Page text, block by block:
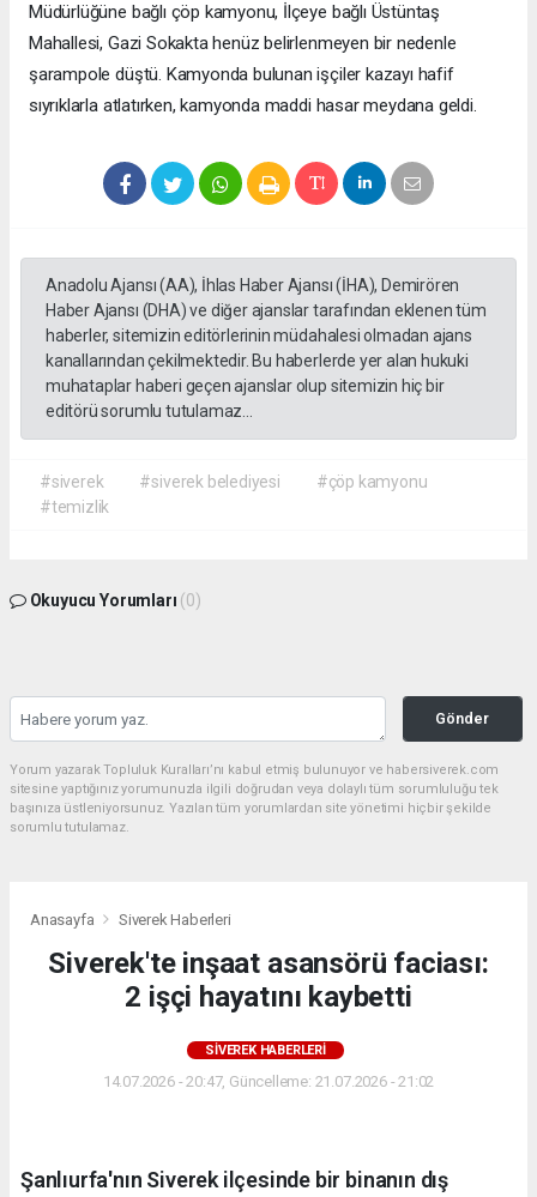
Müdürlüğüne bağlı çöp kamyonu, İlçeye bağlı Üstüntaş
Mahallesi, Gazi Sokakta henüz belirlenmeyen bir nedenle
şarampole düştü. Kamyonda bulunan işçiler kazayı hafif
sıyrıklarla atlatırken, kamyonda maddi hasar meydana geldi.
Anadolu Ajansı (AA), İhlas Haber Ajansı (İHA), Demirören
Haber Ajansı (DHA) ve diğer ajanslar tarafından eklenen tüm
haberler, sitemizin editörlerinin müdahalesi olmadan ajans
kanallarından çekilmektedir. Bu haberlerde yer alan hukuki
muhataplar haberi geçen ajanslar olup sitemizin hiç bir
editörü sorumlu tutulamaz...
#siverek #siverek belediyesi
#çöp kamyonu
#temizlik
Okuyucu Yorumları (0)
Gönder
Yorum yazarak Topluluk Kuralları’nı kabul etmiş bulunuyor ve habersiverek.com
sitesine yaptığınız yorumunuzla ilgili doğrudan veya dolaylı tüm sorumluluğu tek
başınıza üstleniyorsunuz. Yazılan tüm yorumlardan site yönetimi hiçbir şekilde
sorumlu tutulamaz.
Anasayfa Siverek Haberleri
Siverek'te inşaat asansörü faciası:
2 işçi hayatını kaybetti
SIVEREK HABERLERI
14.07.2026 - 20:47, Güncelleme: 21.07.2026 - 21:02
Şanlıurfa'nın Siverek ilçesinde bir binanın dış